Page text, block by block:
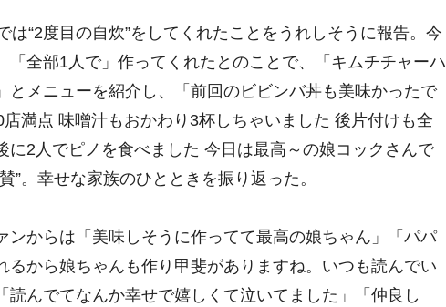
u
t
e
“2度目の自炊”をしてくれたことをうれしそうに報告。今
「全部1人で」作ってくれたとのことで、「キムチチャーハ
とメニューを紹介し、「前回のビビンバ丼も美味かったで
満点 味噌汁もおかわり3杯しちゃいました 後片付けも全
に2人でピノを食べました 今日は最高～の娘コックさんで
”。幸せな家族のひとときを振り返った。
からは「美味しそうに作ってて最高の娘ちゃん」「パパ
るから娘ちゃんも作り甲斐がありますね。いつも読んでい
読んでてなんか幸せで嬉しくて泣いてました」「仲良し